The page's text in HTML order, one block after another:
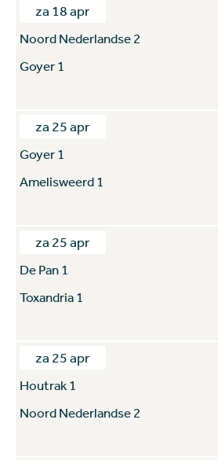
za 18 apr
Noord Nederlandse 2
Goyer 1
za 25 apr
Goyer 1
Amelisweerd 1
za 25 apr
De Pan 1
Toxandria 1
za 25 apr
Houtrak 1
Noord Nederlandse 2